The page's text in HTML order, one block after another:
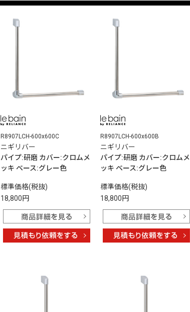
R8907LCH-600x600C
ニギリバー
パイプ:研磨 カバー:クロムメ
ッキ ベース:グレー色
標準価格(税抜)
18,800円
R8907LCH-600x600B
ニギリバー
パイプ:研磨 カバー:クロムメ
ッキ ベース:グレー色
標準価格(税抜)
18,800円